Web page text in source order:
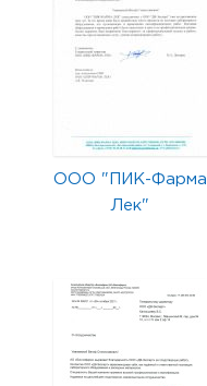
ООО "ПИК-Фарма
Лек"